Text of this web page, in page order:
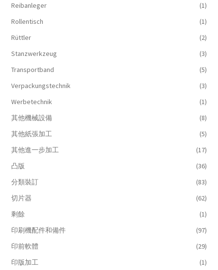
Reibanleger
(1)
Rollentisch
(1)
Rüttler
(2)
Stanzwerkzeug
(3)
Transportband
(5)
Verpackungstechnik
(3)
Werbetechnik
(1)
其他機械設備
(8)
其他紙張加工
(5)
其他進一步加工
(17)
凸版
(36)
分類裝訂
(83)
切片器
(62)
剩餘
(1)
印刷機配件和備件
(97)
印前軟體
(29)
印版加工
(1)